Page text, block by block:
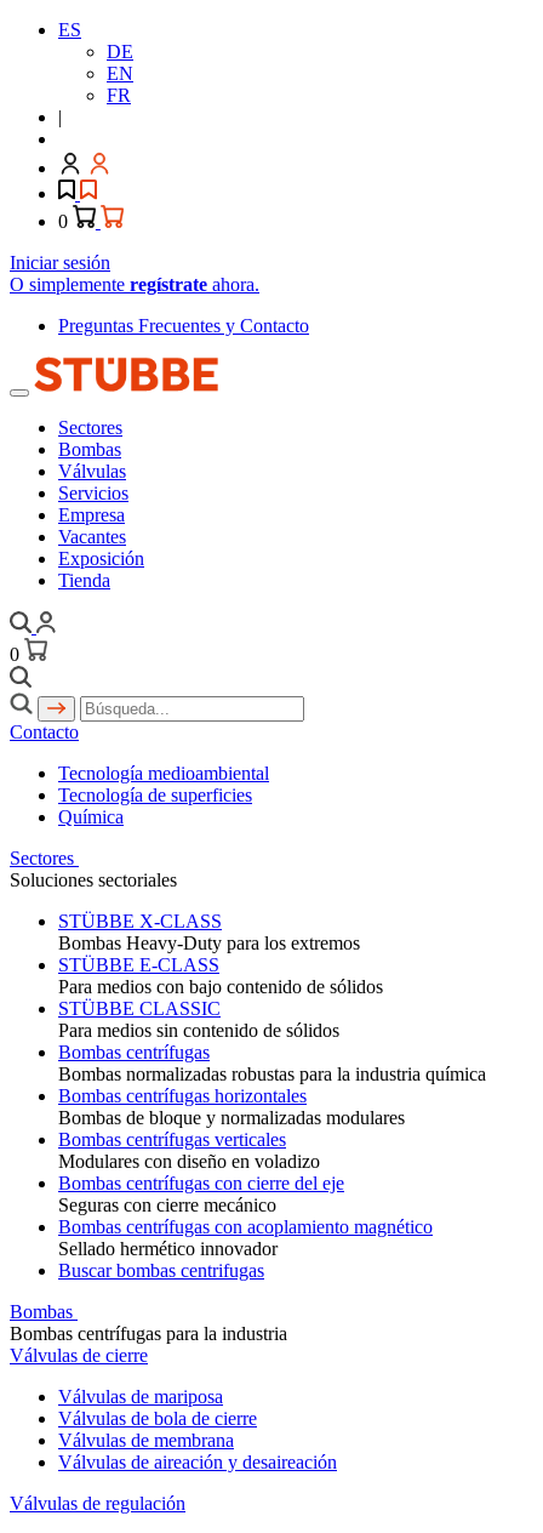
ES
DE
EN
FR
|
0
Iniciar sesión
O simplemente regístrate ahora.
Preguntas Frecuentes y Contacto
Sectores
Bombas
Válvulas
Servicios
Empresa
Vacantes
Exposición
Tienda
0
Contacto
Tecnología medioambiental
Tecnología de superficies
Química
Sectores
Soluciones sectoriales
STÜBBE X-CLASS
Bombas Heavy-Duty para los extremos
STÜBBE E-CLASS
Para medios con bajo contenido de sólidos
STÜBBE CLASSIC
Para medios sin contenido de sólidos
Bombas centrífugas
Bombas normalizadas robustas para la industria química
Bombas centrífugas horizontales
Bombas de bloque y normalizadas modulares
Bombas centrífugas verticales
Modulares con diseño en voladizo
Bombas centrífugas con cierre del eje
Seguras con cierre mecánico
Bombas centrífugas con acoplamiento magnético
Sellado hermético innovador
Buscar bombas centrifugas
Bombas
Bombas centrífugas para la industria
Válvulas de cierre
Válvulas de mariposa
Válvulas de bola de cierre
Válvulas de membrana
Válvulas de aireación y desaireación
Válvulas de regulación